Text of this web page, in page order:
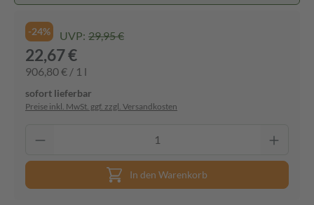
-24% UVP: 29,95 €
22,67 €
906,80 € / 1 l
sofort lieferbar
Preise inkl. MwSt. ggf. zzgl. Versandkosten
In den Warenkorb